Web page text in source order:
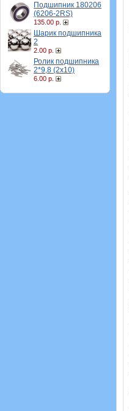
Подшипник 180206
(6206-2RS)
135.00 р.
Шарик подшипника
2
2.00 р.
Ролик подшипника
2*9,8 (2х10)
6.00 р.